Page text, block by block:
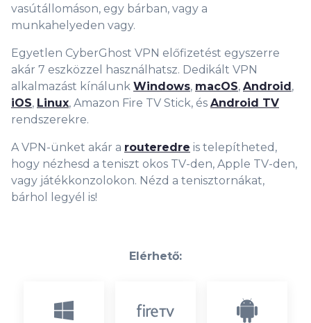
vasútállomáson, egy bárban, vagy a
munkahelyeden vagy.
Egyetlen CyberGhost VPN előfizetést egyszerre
akár 7 eszközzel használhatsz. Dedikált VPN
alkalmazást kínálunk Windows, macOS, Android ,
iOS, Linux, Amazon Fire TV Stick, és Android TV
rendszerekre.
A VPN-ünket akár a routeredre is telepítheted,
hogy nézhesd a teniszt okos TV-den, Apple TV-den,
vagy játékkonzolokon. Nézd a tenisztornákat,
bárhol legyél is!
Elérhető: